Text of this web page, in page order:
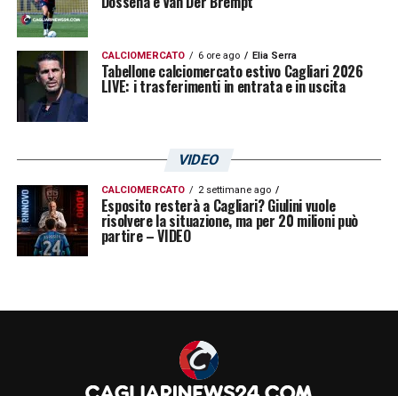
CALCIOMERCATO 6 ore ago Elia Serra
Tabellone calciomercato estivo Cagliari 2026
LIVE: i trasferimenti in entrata e in uscita
VIDEO
CALCIOMERCATO 2 settimane ago
Esposito resterà a Cagliari? Giulini vuole
risolvere la situazione, ma per 20 milioni può
partire – VIDEO